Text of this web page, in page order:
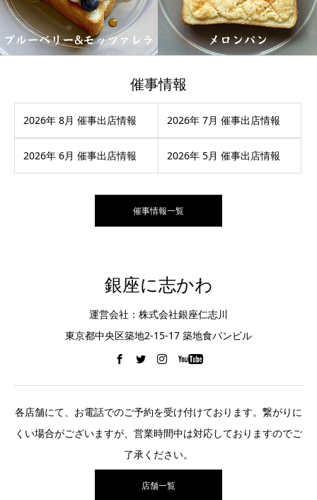
催事情報
2026年 8月 催事出店情報 2026年 7月 催事出店情報
2026年 6月 催事出店情報 2026年 5月 催事出店情報
催事情報一覧
銀座に志かわ
運営会社：株式会社銀座仁志川
東京都中央区築地2-15-17 築地食パンビル
各店舗にて、お電話でのご予約を受け付けております。繋がりに
くい場合がございますが、営業時間中は対応しておりますのでご
了承ください。
店舗一覧